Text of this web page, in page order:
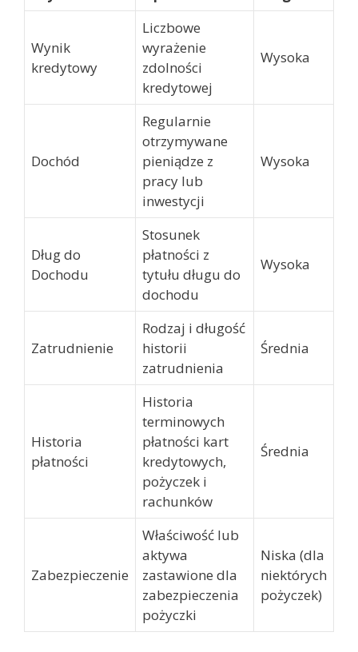
Wynik
kredytowy
Liczbowe
wyrażenie
zdolności
kredytowej
Wysoka
Dochód
Regularnie
otrzymywane
pieniądze z
pracy lub
inwestycji
Wysoka
Dług do
Dochodu
Stosunek
płatności z
tytułu długu do
dochodu
Wysoka
Zatrudnienie
Rodzaj i długość
historii
zatrudnienia
Średnia
Historia
płatności
Historia
terminowych
płatności kart
kredytowych,
pożyczek i
rachunków
Średnia
Zabezpieczenie
Właściwość lub
aktywa
zastawione dla
zabezpieczenia
pożyczki
Niska (dla
niektórych
pożyczek)